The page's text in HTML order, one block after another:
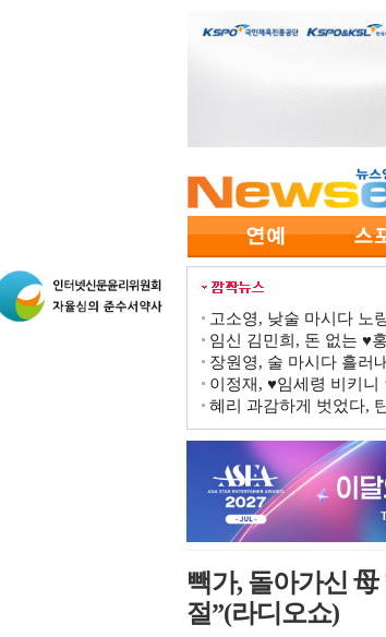
고소영, 낮술 마시다 노
임신 김민희, 돈 없는 ♥
장원영, 술 마시다 흘러
이정재, ♥임세령 비키
혜리 과감하게 벗었다,
빽가, 돌아가신 母
절”(라디오쇼)